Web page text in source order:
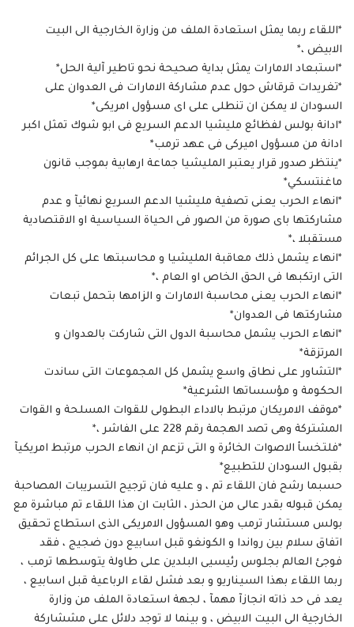
*اللقاء ربما يمثل استعادة الملف من وزارة الخارجية الى البيت
الابيض ،*
*استبعاد الامارات يمثل بداية صحيحة نحو تاطير آلية الحل*
*تغريدات قرقاش حول عدم مشاركة الامارات فى العدوان على
السودان لا يمكن ان تنطلى على اى مسؤول امريكى*
*ادانة بولس لفظائع مليشيا الدعم السريع فى ابو شوك تمثل اكبر
ادانة من مسؤول اميركى فى عهد ترمب*
*ينتظر صدور قرار يعتبر المليشيا جماعة ارهابية بموجب قانون
ماغنتسكي*
*انهاء الحرب يعنى تصفية مليشيا الدعم السريع نهائيآ و عدم
مشاركتها باى صورة من الصور فى الحياة السياسية او الاقتصادية
مستقبلا ،*
*انهاء يشمل ذلك معاقبة المليشيا و محاسبتها على كل الجرائم
التى ارتكبها فى الحق الخاص او العام ،*
*انهاء الحرب يعنى محاسبة الامارات و الزامها بتحمل تبعات
مشاركتها فى العدوان*
*انهاء الحرب يشمل محاسبة الدول التى شاركت بالعدوان و
المرتزقة*
*التشاور على نطاق واسع يشمل كل المجموعات التى ساندت
الحكومة و مؤسساتها الشرعية*
*موقف الامريكان مرتبط بالاداء البطولى للقوات المسلحة و القوات
المشتركة وهى تصد الهجمة رقم 228 على الفاشر ،*
*فلتخسأ الاصوات الخائرة و التى تزعم ان انهاء الحرب مرتبط امريكيآ
بقبول السودان للتطبيع*
حسبما رشح فان اللقاء تم ، و عليه فان ترجيح التسريبات المصاحبة
يمكن قبوله بقدر عالى من الحذر ، الثابت ان هذا اللقاء تم مباشرة مع
بولس مستشار ترمب وهو المسؤول الامريكى الذى استطاع تحقيق
اتفاق سلام بين رواندا و الكونغو قبل اسابيع دون ضجيج ، فقد
فوجئ العالم بجلوس رئيسيى البلدين على طاولة يتوسطها ترمب ،
ربما اللقاء بهذا السيناريو و بعد فشل لقاء الرباعية قبل اسابيع ،
يعد فى حد ذاته انجازآ مهمآ ، لجهة استعادة الملف من وزارة
الخارجية الى البيت الابيض ، و بينما لا توجد دلائل على مششاركة